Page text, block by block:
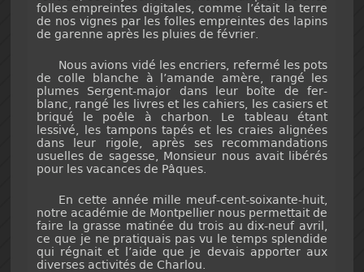
folles empreintes digitales, comme l’était la terre
de nos vignes par les folles empreintes des lapins
de garenne après les pluies de février.
Nous avions vidé les encriers, refermé les pots
de colle blanche à l’amande amère, rangé les
plumes Sergent-major dans leur boîte de fer-
blanc, rangé les livres et les cahiers, les casiers et
briqué le poêle à charbon. Le tableau étant
lessivé, les tampons tapés et les craies alignées
dans leur rigole, après ses recommandations
usuelles de sagesse, Monsieur nous avait libérés
pour les vacances de Pâques.
En cette année mille meuf-cent-soixante-huit,
notre académie de Montpellier nous permettait de
faire la grasse matinée du trois au dix-neuf avril,
ce que je ne pratiquais pas vu le temps splendide
qui régnait et l’aide que je devais apporter aux
diverses activités de Charlou.